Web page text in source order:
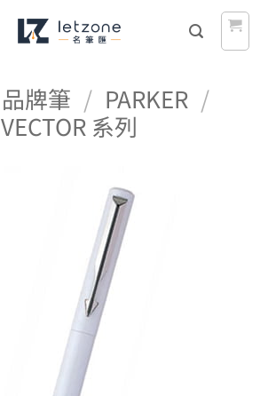
品牌筆 / PARKER /
VECTOR 系列